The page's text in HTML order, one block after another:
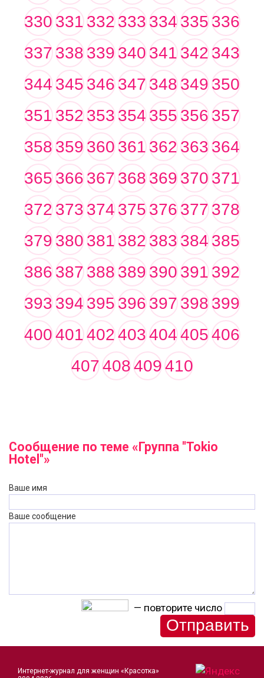
330331332333334335336
337338339340341342343
344345346347348349350
351352353354355356357
358359360361362363364
365366367368369370371
372373374375376377378
379380381382383384385
386387388389390391392
393394395396397398399
400401402403404405406
407408409410
Сообщение по теме «Группа "Tokio
Hotel"»
Ваше имя
Ваше сообщение
— повторите число
Интернет-журнал для женщин «Красотка»